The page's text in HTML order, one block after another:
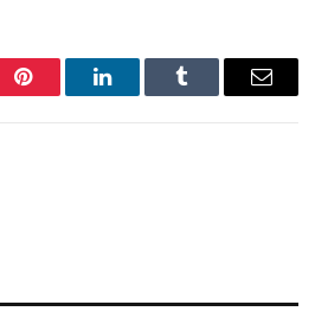
Pinterest LinkedInTumblr Email